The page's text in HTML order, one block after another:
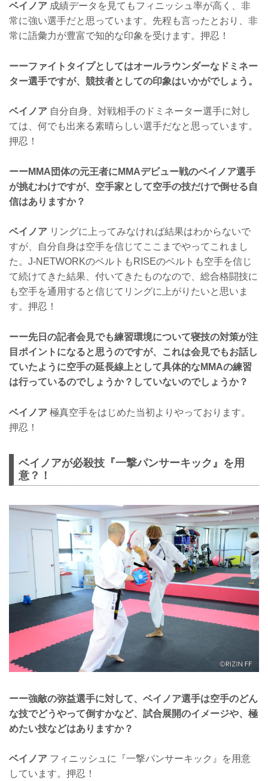
ベイノア 成績データを見てもフィニッシュ率が高く、非
常に強い選手だと思っています。先程も言ったとおり、非
常に語彙力が豊富で知的な印象を受けます。押忍！
ーーファイトタイプとしてはオールラウンダーなドミネー
ター選手ですが、競技者としての印象はいかがでしょう。
ベイノア 自分自身、対戦相手のドミネーター選手に対し
ては、何でも出来る素晴らしい選手だなと思っています。
押忍！
ーーMMA団体の元王者にMMAデビュー戦のベイノア選手
が挑むわけですが、空手家として空手の技だけで倒せる自
信はありますか？
ベイノア リングに上ってみなければ結果はわからないで
すが、自分自身は空手を信じてここまでやってこれまし
た。J-NETWORKのベルトもRISEのベルトも空手を信じ
て続けてきた結果、付いてきたものなので、総合格闘技に
も空手を通用すると信じてリングに上がりたいと思いま
す。押忍！
ーー先日の記者会見でも練習環境について寝技の対策が注
目ポイントになると思うのですが、これは会見でもお話し
ていたように空手の延長線上として具体的なMMAの練習
は行っているのでしょうか？していないのでしょうか？
ベイノア 極真空手をはじめた当初よりやっております。
押忍！
ベイノアが必殺技『一撃パンサーキック』を用
意？！
ーー強敵の弥益選手に対して、ベイノア選手は空手のどん
な技でどうやって倒すかなど、試合展開のイメージや、極
めたい技などはありますか？
ベイノア フィニッシュに『一撃パンサーキック』を用意
しています。押忍！